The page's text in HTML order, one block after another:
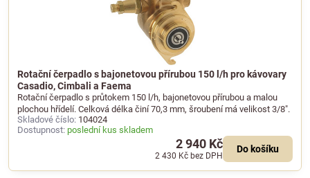
Rotační čerpadlo s bajonetovou přírubou 150 l/h pro kávovary
Casadio, Cimbali a Faema
Rotační čerpadlo s průtokem 150 l/h, bajonetovou přírubou a malou
plochou hřídelí. Celková délka činí 70,3 mm, šroubení má velikost 3/8".
Skladové číslo: 104024
Dostupnost: poslední kus skladem
2 940 Kč
2 430 Kč bez DPH
Do košíku